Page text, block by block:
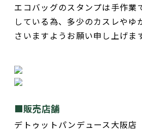
エコバッグのスタンプは手作業
している為、多少のカスレやゆ
さいますようお願い申し上げます
■販売店舗
デトゥットパンデュース大阪店